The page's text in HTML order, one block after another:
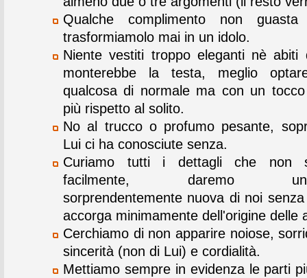
Qualche complimento non
trasformiamolo mai in un idolo.
Niente vestiti troppo eleganti nè abiti
monterebbe la testa, meglio
qualcosa di normale ma con un
più rispetto al solito.
No al trucco o profumo pesante,
Lui ci ha conosciute senza.
Curiamo tutti i dettagli che non
facilmente, daremo
sorprendentemente nuova di noi
accorga minimamente dell'origine delle
Cerchiamo di non apparire noiose,
sincerità (non di Lui) e cordialità.
Mettiamo sempre in evidenza le parti